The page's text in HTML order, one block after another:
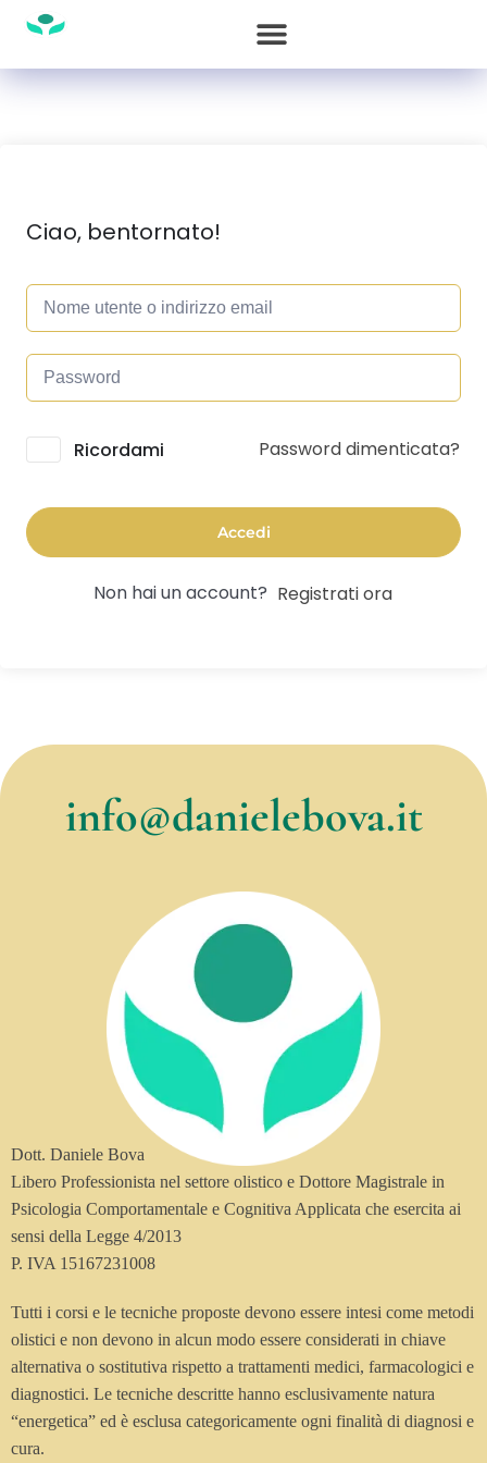
Ciao, bentornato!
Alternative:
Ricordami Password dimenticata?
Accedi
Non hai un account? Registrati ora
info@danielebova.it
Dott. Daniele Bova
Libero Professionista nel settore olistico e Dottore Magistrale in
Psicologia Comportamentale e Cognitiva Applicata che esercita ai
sensi della Legge 4/2013
P. IVA 15167231008
Tutti i corsi e le tecniche proposte devono essere intesi come metodi
olistici e non devono in alcun modo essere considerati in chiave
alternativa o sostitutiva rispetto a trattamenti medici, farmacologici e
diagnostici. Le tecniche descritte hanno esclusivamente natura
“energetica” ed è esclusa categoricamente ogni finalità di diagnosi e
cura.